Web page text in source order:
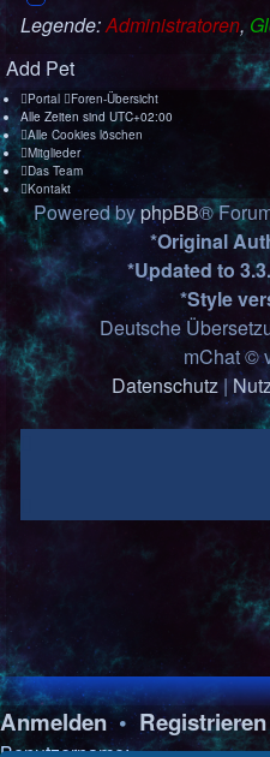
Legende:Administratoren,
Add Pet
Portal
Foren-Übersicht
Alle Zeiten sind UTC+02:00
Alle Cookies löschen
Mitglieder
Das Team
Kontakt
Powered byphpBB®
*Original
*Updated to
*Style
Deutsche
mChat ©
Datenschutz|
Anmelden•Registrieren